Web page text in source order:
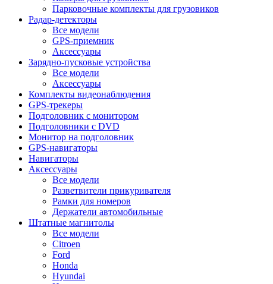
Парковочные комплекты для грузовиков
Радар-детекторы
Все модели
GPS-приемник
Аксессуары
Зарядно-пусковые устройства
Все модели
Аксессуары
Комплекты видеонаблюдения
GPS-трекеры
Подголовник с монитором
Подголовники с DVD
Монитор на подголовник
GPS-навигаторы
Навигаторы
Аксессуары
Все модели
Разветвители прикуривателя
Рамки для номеров
Держатели автомобильные
Штатные магнитолы
Все модели
Citroen
Ford
Honda
Hyundai